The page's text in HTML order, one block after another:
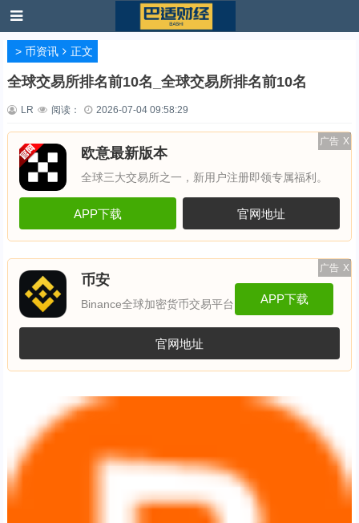
> 币资讯 正文
全球交易所排名前10名_全球交易所排名前10名
LR 阅读： 2026-07-04 09:58:29
广告 X
欧意最新版本
全球三大交易所之一，新用户注册即领专属福利。
APP下载 官网地址
广告 X
币安
Binance全球加密货币交易平台 APP下载
官网地址